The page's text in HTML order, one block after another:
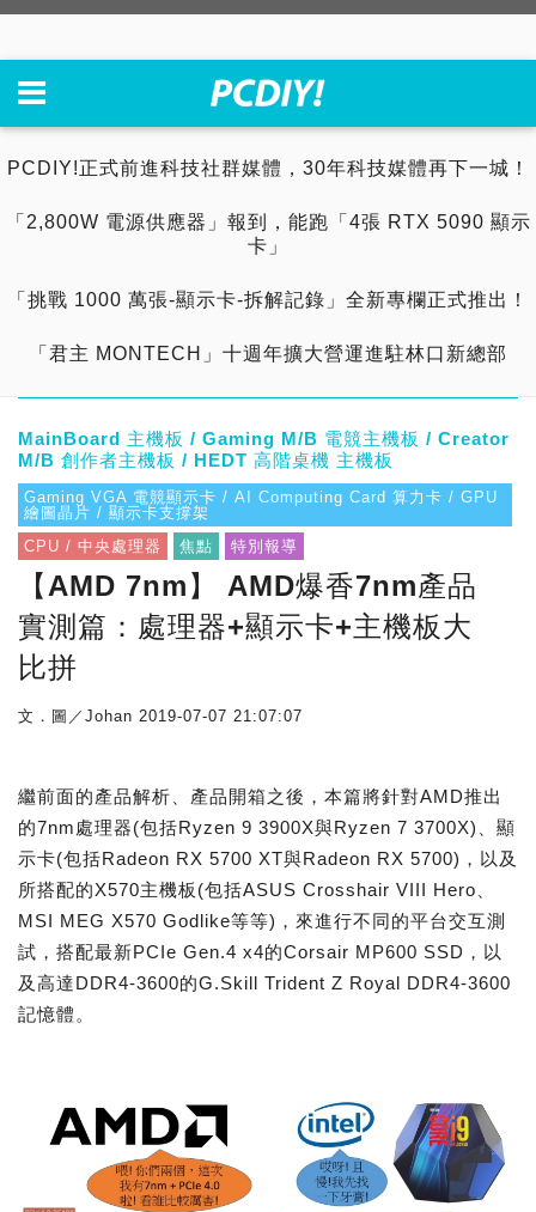
PCDIY!正式前進科技社群媒體，30年科技媒體再下一城！
「2,800W 電源供應器」報到，能跑「4張 RTX 5090 顯示
卡」
「挑戰 1000 萬張-顯示卡-拆解記錄」全新專欄正式推出！
「君主 MONTECH」十週年擴大營運進駐林口新總部
MainBoard 主機板 / Gaming M/B 電競主機板 / Creator
M/B 創作者主機板 / HEDT 高階桌機 主機板
Gaming VGA 電競顯示卡 / AI Computing Card 算力卡 / GPU
繪圖晶片 / 顯示卡支撐架
CPU / 中央處理器
焦點 特別報導
【AMD 7nm】 AMD爆香7nm產品
實測篇：處理器+顯示卡+主機板大
比拼
文．圖／Johan 2019-07-07 21:07:07
繼前面的產品解析、產品開箱之後，本篇將針對AMD推出
的7nm處理器(包括Ryzen 9 3900X與Ryzen 7 3700X)、顯
示卡(包括Radeon RX 5700 XT與Radeon RX 5700)，以及
所搭配的X570主機板(包括ASUS Crosshair VIII Hero、
MSI MEG X570 Godlike等等)，來進行不同的平台交互測
試，搭配最新PCIe Gen.4 x4的Corsair MP600 SSD，以
及高達DDR4-3600的G.Skill Trident Z Royal DDR4-3600
記憶體。